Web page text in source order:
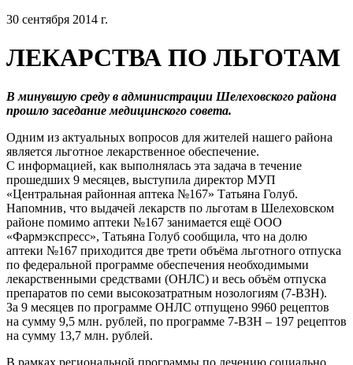
30 сентября 2014 г.
ЛЕКАРСТВА ПО ЛЬГОТАМ
В минувшую среду в администрации Шелеховского района
прошло заседание медицинского совета.
Одним из актуальных вопросов для жителей нашего района
является льготное лекарственное обеспечение.
С информацией, как выполнялась эта задача в течение
прошедших 9 месяцев, выступила директор МУП
«Центральная районная аптека №167» Татьяна Голуб.
Напомнив, что выдачей лекарств по льготам в Шелеховском
районе помимо аптеки №167 занимается ещё ООО
«Фармэкспресс», Татьяна Голуб сообщила, что на долю
аптеки №167 приходится две трети объёма льготного отпуска
по федеральной программе обеспечения необходимыми
лекарственными средствами (ОНЛС) и весь объём отпуска
препаратов по семи высокозатратным нозологиям (7-ВЗН).
За 9 месяцев по программе ОНЛС отпущено 9960 рецептов
на сумму 9,5 млн. рублей, по программе 7-ВЗН – 197 рецептов
на сумму 13,7 млн. рублей.
В рамках региональной программы по лечению социально